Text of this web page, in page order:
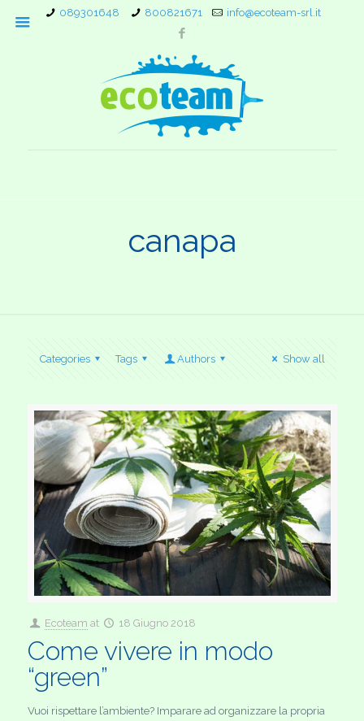
089301648 800821671 info@ecoteam-srl.it
canapa
Categories Tags Authors Show all
Ecoteam at 18 Giugno 2018
Come vivere in modo
“green”
Vuoi rispettare l’ambiente? Imparare ad organizzare la propria